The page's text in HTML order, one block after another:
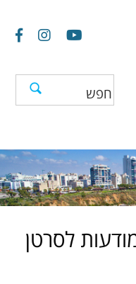
לסרטן